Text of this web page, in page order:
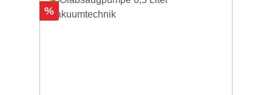
Rabatt
%